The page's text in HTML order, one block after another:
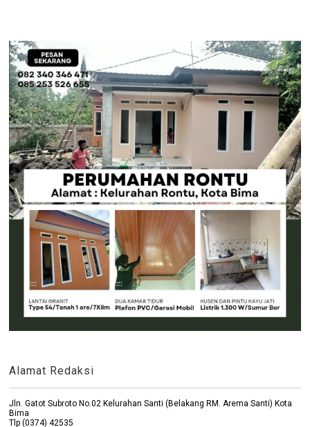
Alamat Redaksi
Jln. Gatot Subroto No.02 Kelurahan Santi (Belakang RM. Arema Santi) Kota
Bima
Tlp (0374) 42535